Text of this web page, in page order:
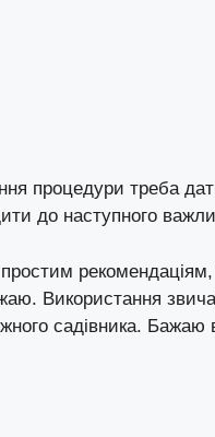
процедури треба
до наступного
Використання
садівника. Бажаю